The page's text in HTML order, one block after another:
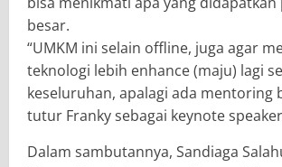
besar.
“UMKM ini selain offline, juga agar
teknologi lebih enhance (maju) lagi
keseluruhan, apalagi ada mentoring
tutur Franky sebagai keynote
Dalam sambutannya, Sandiaga